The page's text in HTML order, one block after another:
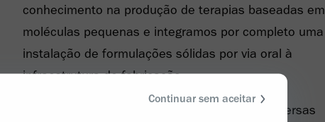
Continuar sem aceitar
conhecimento na produção de terapias baseadas em
moléculas pequenas e integramos por completo uma
instalação de formulações sólidas por via oral à
infraestrutura de fabricação.
Atribuímos nosso sucesso à excelência em diversas